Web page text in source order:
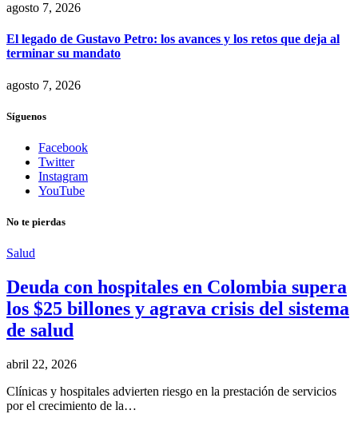
agosto 7, 2026
El legado de Gustavo Petro: los avances y los retos que deja al
terminar su mandato
agosto 7, 2026
Síguenos
Facebook
Twitter
Instagram
YouTube
No te pierdas
Salud
Deuda con hospitales en Colombia supera
los $25 billones y agrava crisis del sistema
de salud
abril 22, 2026
Clínicas y hospitales advierten riesgo en la prestación de servicios
por el crecimiento de la…